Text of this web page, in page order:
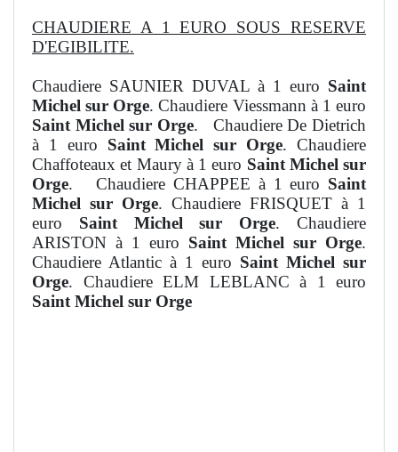
CHAUDIERE A 1 EURO SOUS RESERVE
D'EGIBILITE.
Chaudiere SAUNIER DUVAL à 1 euro Saint
Michel sur Orge. Chaudiere Viessmann à 1 euro
Saint Michel sur Orge. Chaudiere De Dietrich
à 1 euro Saint Michel sur Orge. Chaudiere
Chaffoteaux et Maury à 1 euro Saint Michel sur
Orge. Chaudiere CHAPPEE à 1 euro Saint
Michel sur Orge. Chaudiere FRISQUET à 1
euro Saint Michel sur Orge. Chaudiere
ARISTON à 1 euro Saint Michel sur Orge.
Chaudiere Atlantic à 1 euro Saint Michel sur
Orge. Chaudiere ELM LEBLANC à 1 euro
Saint Michel sur Orge